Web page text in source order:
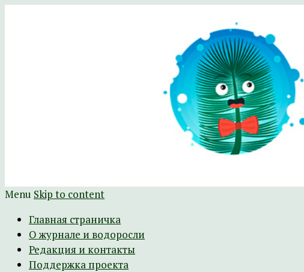
The Batrachospermum Magazine
Научно-развлекательный журнал
Menu Skip to content
Главная страничка
О журнале и водоросли
Редакция и контакты
Поддержка проекта